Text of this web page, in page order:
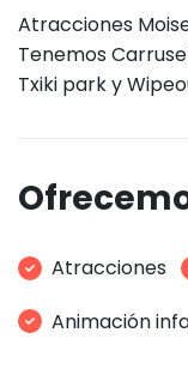
Atracciones
Tenemos
Txiki park y
Atracciones
Animación